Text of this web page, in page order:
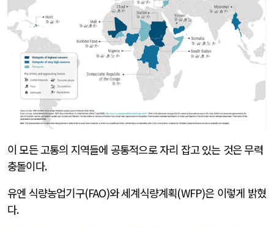
이 모든 고통의 지역들에 공통적으로 자리 잡고 있는 것은 무력
충돌이다.
유엔 식량농업기구(FAO)와 세계식량계획(WFP)은 이렇게 밝혔
다.